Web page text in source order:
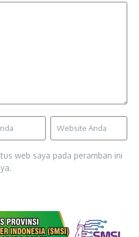
web saya pada peramban ini